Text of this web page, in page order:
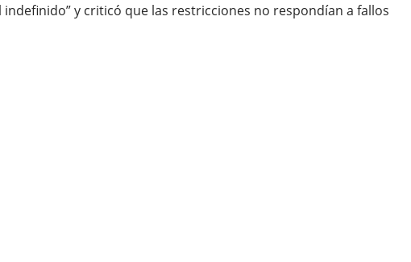
y criticó que las restricciones no respondían a fallos